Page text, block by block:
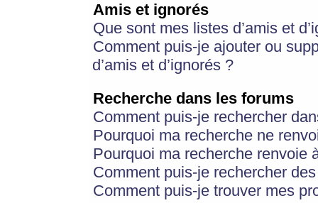
Amis et ignorés
Que sont mes listes d’amis et
Comment puis-je ajouter ou
d’amis et d’ignorés ?
Recherche dans les forums
Comment puis-je rechercher
Pourquoi ma recherche ne
Pourquoi ma recherche renvoie
Comment puis-je rechercher
Comment puis-je trouver mes